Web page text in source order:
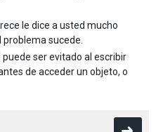
le dice a usted mucho
sucede.
puede ser evitado al escribir
de acceder un objeto, o